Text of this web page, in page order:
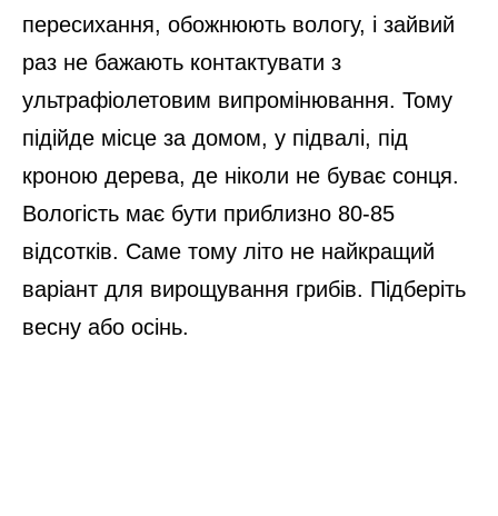
пересихання, обожнюють вологу, і зайвий
раз не бажають контактувати з
ультрафіолетовим випромінювання. Тому
підійде місце за домом, у підвалі, під
кроною дерева, де ніколи не буває сонця.
Вологість має бути приблизно 80-85
відсотків. Саме тому літо не найкращий
варіант для вирощування грибів. Підберіть
весну або осінь.